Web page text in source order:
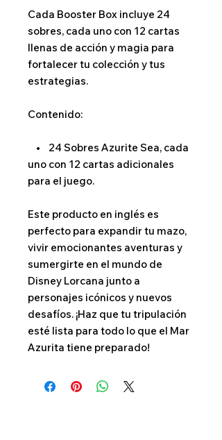
Cada Booster Box incluye 24
sobres, cada uno con 12 cartas
llenas de acción y magia para
fortalecer tu colección y tus
estrategias.
Contenido:
• 24 Sobres Azurite Sea, cada
uno con 12 cartas adicionales
para el juego.
Este producto en inglés es
perfecto para expandir tu mazo,
vivir emocionantes aventuras y
sumergirte en el mundo de
Disney Lorcana junto a
personajes icónicos y nuevos
desafíos. ¡Haz que tu tripulación
esté lista para todo lo que el Mar
Azurita tiene preparado!